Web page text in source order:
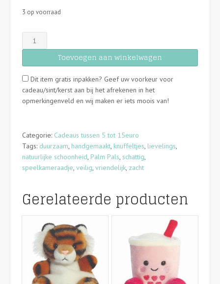
3 op voorraad
Palm
Pals
Roll
Sushi
-
Toevoegen aan winkelwagen
Dit item gratis inpakken? Geef uw voorkeur voor
cadeau/sint/kerst aan bij het afrekenen in het
opmerkingenveld en wij maken er iets moois van!
Categorie: Cadeaus tussen 5 tot 15euro
Tags: duurzaam, handgemaakt, knuffeltjes, lievelings,
natuurlijke schoonheid, Palm Pals, schattig,
speelkameraadje, veilig, vriendelijk, zacht
Gerelateerde producten